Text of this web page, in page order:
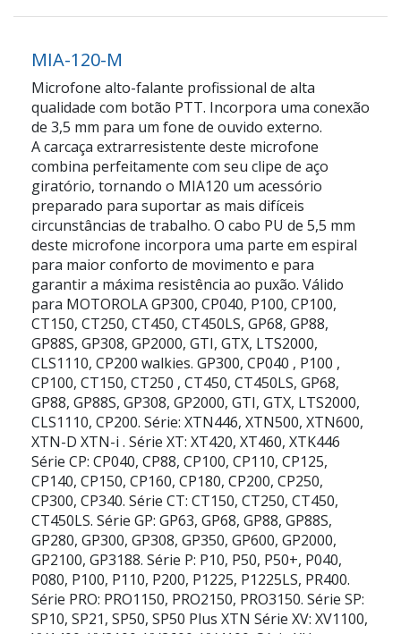
MIA-120-M
Microfone alto-falante profissional de alta
qualidade com botão PTT. Incorpora uma conexão
de 3,5 mm para um fone de ouvido externo.
A carcaça extrarresistente deste microfone
combina perfeitamente com seu clipe de aço
giratório, tornando o MIA120 um acessório
preparado para suportar as mais difíceis
circunstâncias de trabalho. O cabo PU de 5,5 mm
deste microfone incorpora uma parte em espiral
para maior conforto de movimento e para
garantir a máxima resistência ao puxão. Válido
para MOTOROLA GP300, CP040, P100, CP100,
CT150, CT250, CT450, CT450LS, GP68, GP88,
GP88S, GP308, GP2000, GTI, GTX, LTS2000,
CLS1110, CP200 walkies. GP300, CP040 , P100 ,
CP100, CT150, CT250 , CT450, CT450LS, GP68,
GP88, GP88S, GP308, GP2000, GTI, GTX, LTS2000,
CLS1110, CP200. Série: XTN446, XTN500, XTN600,
XTN-D XTN-i . Série XT: XT420, XT460, XTK446
Série CP: CP040, CP88, CP100, CP110, CP125,
CP140, CP150, CP160, CP180, CP200, CP250,
CP300, CP340. Série CT: CT150, CT250, CT450,
CT450LS. Série GP: GP63, GP68, GP88, GP88S,
GP280, GP300, GP308, GP350, GP600, GP2000,
GP2100, GP3188. Série P: P10, P50, P50+, P040,
P080, P100, P110, P200, P1225, P1225LS, PR400.
Série PRO: PRO1150, PRO2150, PRO3150. Série SP:
SP10, SP21, SP50, SP50 Plus XTN Série XV: XV1100,